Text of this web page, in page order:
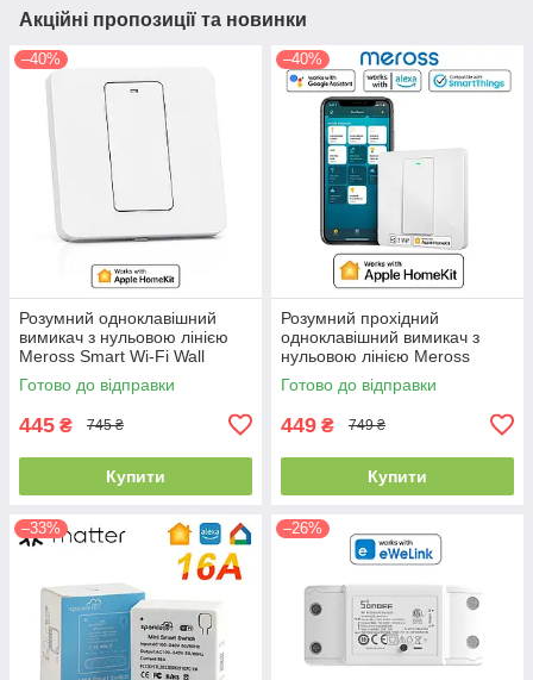
Акційні пропозиції та новинки
–40%
Розумний одноклавішний
вимикач з нульовою лінією
Meross Smart Wi-Fi Wall
Switch EU (MSS510X)
Готово до відправки
445 ₴ 745 ₴
Купити
–40%
Розумний прохідний
одноклавішний вимикач з
нульовою лінією Meross
Smart Wi-Fi Wall Switch EU
(MSS550X)
Готово до відправки
449 ₴ 749 ₴
Купити
–33% –26%